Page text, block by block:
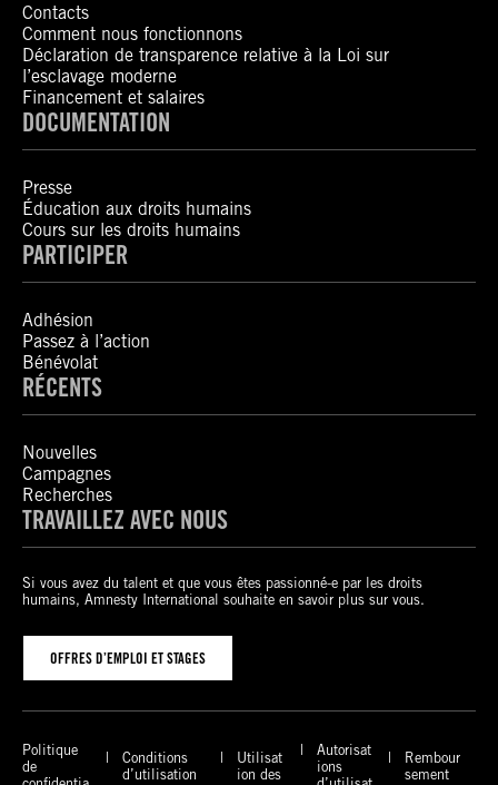
Contacts
Comment nous fonctionnons
Déclaration de transparence relative à la Loi sur
l’esclavage moderne
Financement et salaires
DOCUMENTATION
Presse
Éducation aux droits humains
Cours sur les droits humains
PARTICIPER
Adhésion
Passez à l’action
Bénévolat
RÉCENTS
Nouvelles
Campagnes
Recherches
TRAVAILLEZ AVEC NOUS
Si vous avez du talent et que vous êtes passionné-e par les droits
humains, Amnesty International souhaite en savoir plus sur vous.
OFFRES D’EMPLOI ET STAGES
Politique
de
Conditions
d’utilisation
Utilisat
ion des
Autorisat
ions
Rembour
sement